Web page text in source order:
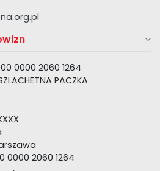
0000 2060 1264
PACZKA
0000 2060 1264